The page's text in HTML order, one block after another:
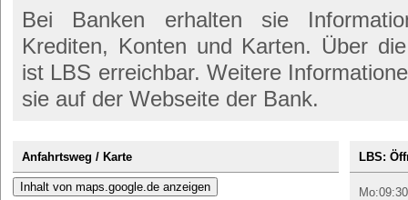
Bei Banken erhalten sie
Krediten, Konten und Karten. Über
ist LBS erreichbar. Weitere
sie auf der Webseite der Bank.
Anfahrtsweg / Karte
Inhalt von maps.google.de anzeigen
LBS: